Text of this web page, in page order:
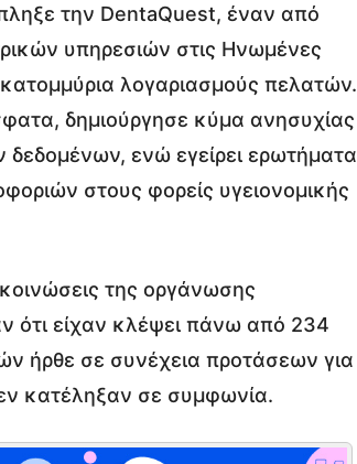
την DentaQuest, έναν από
υπηρεσιών στις Ηνωμένες
λογαριασμούς πελατών.
δημιούργησε κύμα ανησυχίας
ενώ εγείρει ερωτήματα
στους φορείς υγειονομικής
της οργάνωσης
ότι είχαν κλέψει πάνω από 234
ήρθε σε συνέχεια προτάσεων για
κατέληξαν σε συμφωνία.